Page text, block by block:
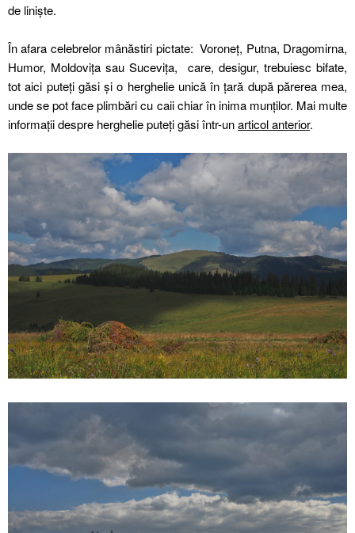
de liniște.
În afara celebrelor mânăstiri pictate: Voroneț, Putna, Dragomirna,
Humor, Moldovița sau Sucevița, care, desigur, trebuiesc bifate,
tot aici puteți găsi și o herghelie unică în țară după părerea mea,
unde se pot face plimbări cu caii chiar în inima munților. Mai multe
informații despre herghelie puteți găsi într-unarticol anterior.